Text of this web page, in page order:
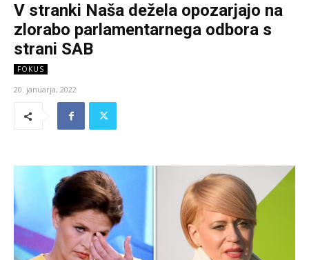
V stranki Naša dežela opozarjajo na
zlorabo parlamentarnega odbora s
strani SAB
FOKUS
20. januarja, 2022